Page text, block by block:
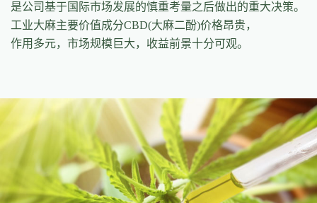
是公司基于国际市场发展的慎重考量之后做出的重大决策。
工业大麻主要价值成分CBD(大麻二酚)价格昂贵，
作用多元，市场规模巨大，收益前景十分可观。